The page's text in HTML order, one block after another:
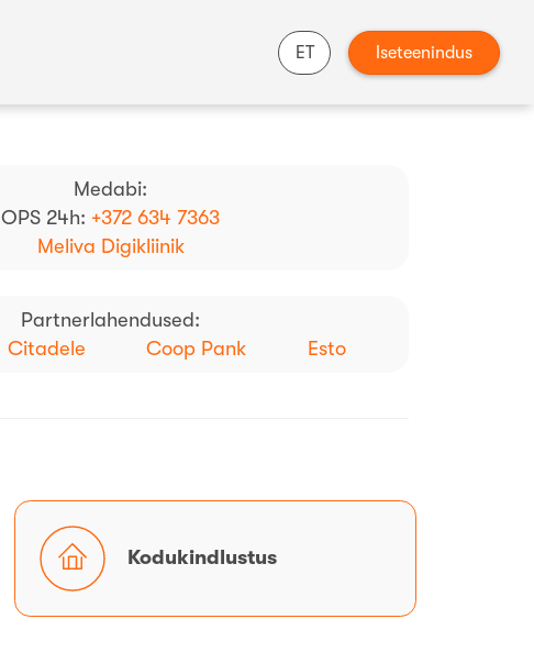
ET Iseteenindus
Medabi:
OPS 24h: +372 634 7363
Meliva Digikliinik
Partnerlahendused:
Citadele Coop Pank Esto
Kodukindlustus
Kodukindlustus